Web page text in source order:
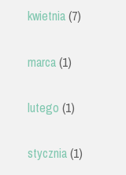
kwietnia(7)
marca(1)
lutego (1)
stycznia(1)